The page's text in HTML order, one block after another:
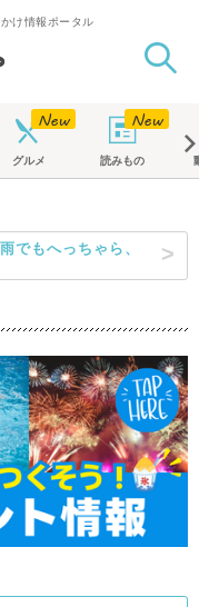
け情報ポータル
グルメ 読みもの
もへっちゃら、